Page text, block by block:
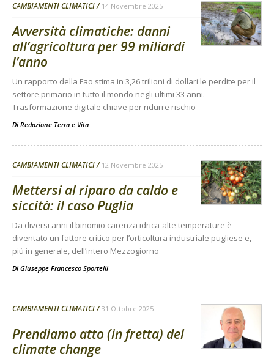
CAMBIAMENTI CLIMATICI 14 Novembre 2025
Avversità climatiche: danni
all’agricoltura per 99 miliardi
l’anno
Un rapporto della Fao stima in 3,26 trilioni di dollari le perdite per il
settore primario in tutto il mondo negli ultimi 33 anni.
Trasformazione digitale chiave per ridurre rischio
Di Redazione Terra e Vita
CAMBIAMENTI CLIMATICI 12 Novembre 2025
Mettersi al riparo da caldo e
siccità: il caso Puglia
Da diversi anni il binomio carenza idrica-alte temperature è
diventato un fattore critico per l’orticoltura industriale pugliese e,
più in generale, dell’intero Mezzogiorno
Di Giuseppe Francesco Sportelli
CAMBIAMENTI CLIMATICI 31 Ottobre 2025
Prendiamo atto (in fretta) del
climate change